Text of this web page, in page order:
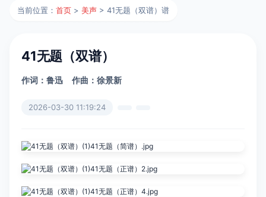
当前位置：首页 >美声 > 41无题（双谱）谱
41无题（双谱）
作词：鲁迅 作曲：徐景新
2026-03-30 11:19:24